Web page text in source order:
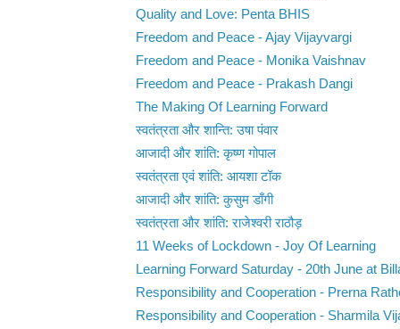
Quality and Love: Penta BHIS
Freedom and Peace - Ajay Vijayvargi
Freedom and Peace - Monika Vaishnav
Freedom and Peace - Prakash Dangi
The Making Of Learning Forward
स्वतंत्रता और शान्ति: उषा पंवार
आजादी और शांति: कृष्ण गोपाल
स्वतंत्रता एवं शांति: आयशा टॉक
आजादी और शांति: कुसुम डाँगी
स्वतंत्रता और शांति: राजेश्वरी राठौड़
11 Weeks of Lockdown - Joy Of Learning
Learning Forward Saturday - 20th June at
Responsibility and Cooperation - Prerna
Responsibility and Cooperation - Sharmila